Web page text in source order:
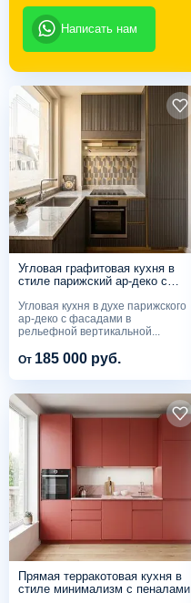
Написать нам
Угловая графитовая кухня в
стиле парижский ар-деко с
Угловая кухня в духе парижского
ар-деко с фасадами в
рельефной вертикальной...
От 185 000 руб.
Прямая терракотовая кухня в
стиле минимализм с пеналами